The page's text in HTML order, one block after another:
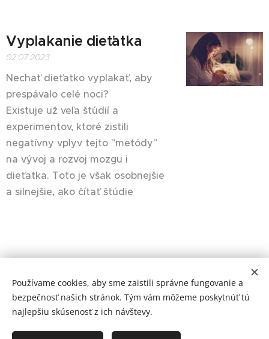
Vyplakanie dieťatka
02.07.2023
Nechať dieťatko vyplakať, aby
prespávalo celé noci?
Existuje už veľa štúdií a
experimentov, ktoré zistili
negatívny vplyv tejto "metódy"
na vývoj a rozvoj mozgu i
dieťatka. Toto je však osobnejšie
a silnejšie, ako čítať štúdie 💗
Majte krásny deň plný lásky :)
Všetky práva vyhradené 2023
Mamilatte
Cookies
Používame cookies, aby sme zaistili správne fungovanie a
bezpečnosť našich stránok. Tým vám môžeme poskytnúť tú
najlepšiu skúsenosť z ich návštevy.